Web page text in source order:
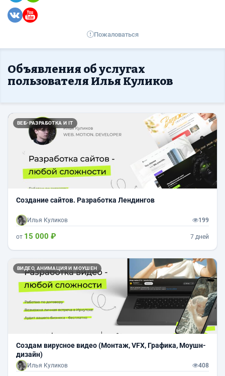
Пожаловаться
Объявления об услугах
пользователя Илья Куликов
ВЕБ-РАЗРАБОТКА И IT
Назад
Создание сайтов. Разработка Лендингов
Илья Куликов 199
от 15 000 ₽ 7 дней
ВИДЕО, АНИМАЦИЯ И МОУШЕН
Создам вирусное видео (Монтаж, VFX, Графика, Моушн-
дизайн)
Илья Куликов 408